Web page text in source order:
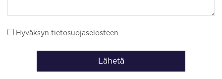
Hyväksyn tietosuojaselosteen
Lähetä